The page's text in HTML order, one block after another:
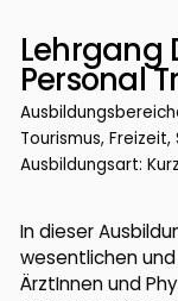
Lehrgang
Personal
Tourismus, Freizeit,
Ausbildungsart:
In dieser
wesentlichen
ÄrztInnen und